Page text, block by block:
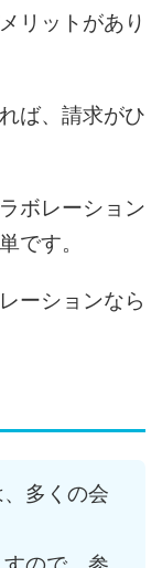
リットがあり
ば、請求がひ
ボレーション
です。
ーションなら
多くの会